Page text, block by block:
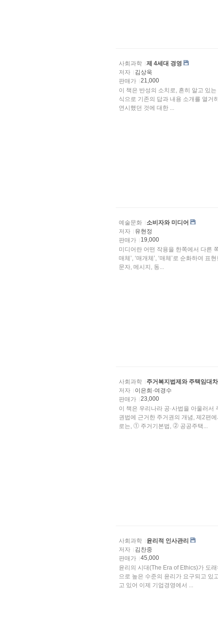
사회과학
제 4세대 경영
저자
김상욱
판매가
21,000
이 책은 반성의 소치로, 흔히 알고 있
식으로 기존의 답과 내용 소개를 열거
연시했던 것에 대한 ...
예술문화
소비자와 미디어
저자
유현정
판매가
19,000
미디어란 어떤 작용을 한쪽에서 다른
매체’, ‘매개체’, ‘매체’로 순화하여
문자, 메시지, 동...
사회과학
주거복지법제와 주택임대
저자
이은희·여경수
판매가
23,000
이 책은 우리나라 공·사법을 아울러
권법에 근거한 주거권의 개념, 제2편
로는, ⓵ 주거기본법, ⓶ 공공주택...
사회과학
윤리적 인사관리
저자
김찬중
판매가
45,000
윤리의 시대(The Era of Ethics)가 도
으로 높은 수준의 윤리가 요구되고 있
고 있어 이제 기업경영에서 ...